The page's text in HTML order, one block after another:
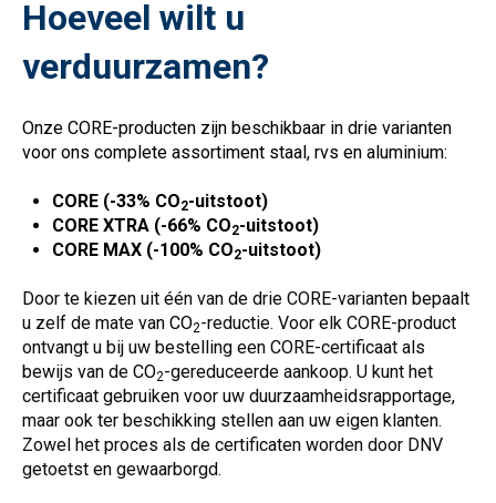
Hoeveel wilt u
verduurzamen?
Onze CORE-producten zijn beschikbaar in drie varianten
voor ons complete assortiment staal, rvs en aluminium:
CORE (-33% CO2-uitstoot)
CORE XTRA (-66% CO2-uitstoot)
CORE MAX (-100% CO2-uitstoot)
Door te kiezen uit één van de drie CORE-varianten bepaalt
u zelf de mate van CO2-reductie. Voor elk CORE-product
ontvangt u bij uw bestelling een CORE-certificaat als
bewijs van de CO2-gereduceerde aankoop. U kunt het
certificaat gebruiken voor uw duurzaamheidsrapportage,
maar ook ter beschikking stellen aan uw eigen klanten.
Zowel het proces als de certificaten worden door DNV
getoetst en gewaarborgd.